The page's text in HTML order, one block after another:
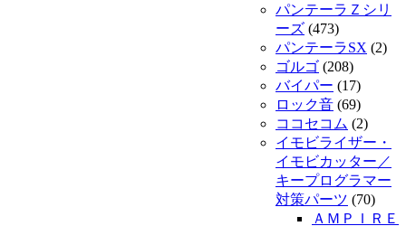
パンテーラＺシリ
ーズ (473)
パンテーラSX (2)
ゴルゴ (208)
バイパー (17)
ロック音 (69)
ココセコム (2)
イモビライザー・
イモビカッター／
キープログラマー
対策パーツ (70)
ＡＭＰＩＲＥ